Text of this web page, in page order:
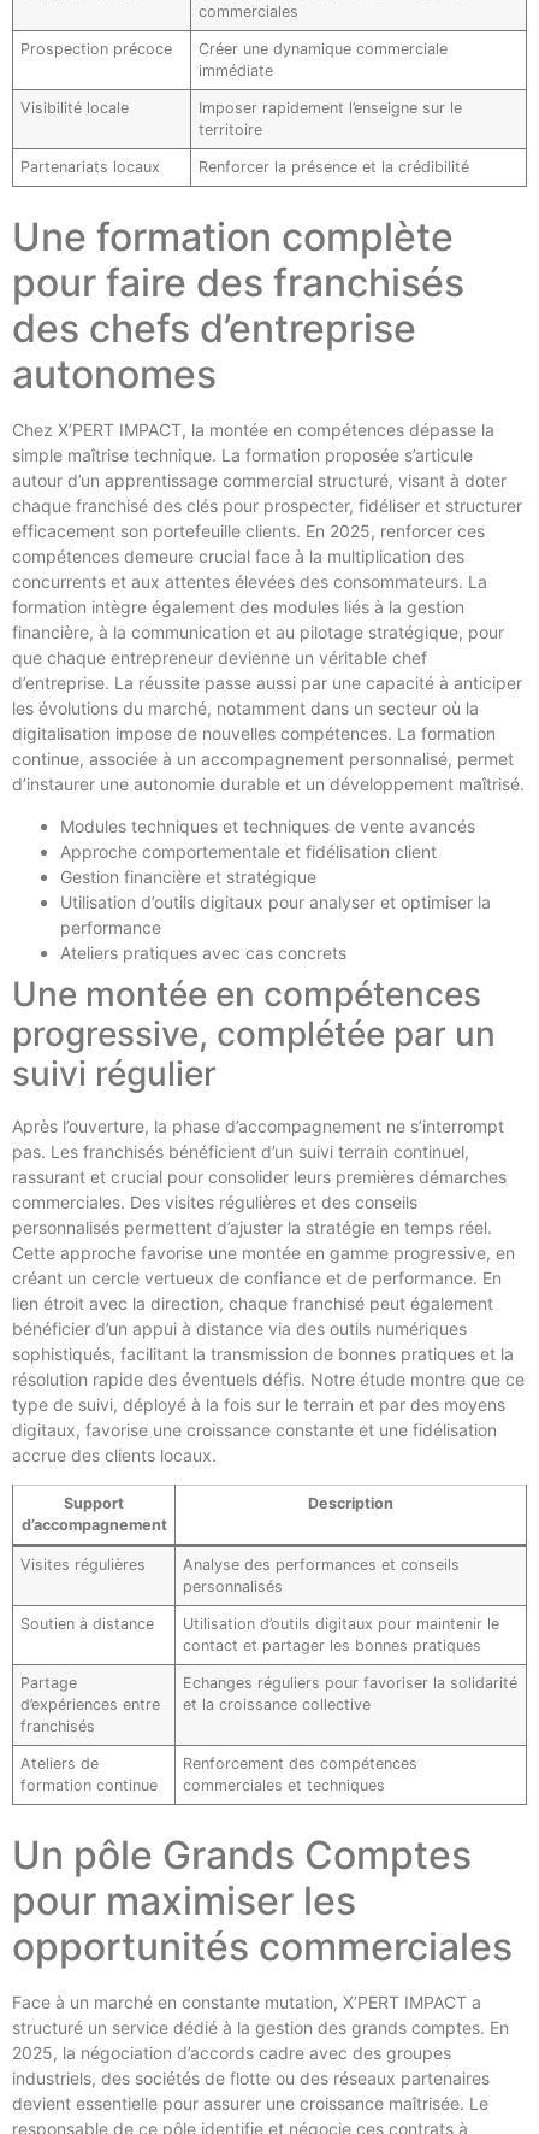
commerciales
Prospection précoce
Créer une dynamique commerciale
immédiate
Visibilité locale
Imposer rapidement l’enseigne sur le
territoire
Partenariats locaux Renforcer la présence et la crédibilité
Une formation complète
pour faire des franchisés
des chefs d’entreprise
autonomes
Chez X’PERT IMPACT, la montée en compétences dépasse la
simple maîtrise technique. La formation proposée s’articule
autour d’un apprentissage commercial structuré, visant à doter
chaque franchisé des clés pour prospecter, fidéliser et structurer
efficacement son portefeuille clients. En 2025, renforcer ces
compétences demeure crucial face à la multiplication des
concurrents et aux attentes élevées des consommateurs. La
formation intègre également des modules liés à la gestion
financière, à la communication et au pilotage stratégique, pour
que chaque entrepreneur devienne un véritable chef
d’entreprise. La réussite passe aussi par une capacité à anticiper
les évolutions du marché, notamment dans un secteur où la
digitalisation impose de nouvelles compétences. La formation
continue, associée à un accompagnement personnalisé, permet
d’instaurer une autonomie durable et un développement maîtrisé.
Modules techniques et techniques de vente avancés
Approche comportementale et fidélisation client
Gestion financière et stratégique
Utilisation d’outils digitaux pour analyser et optimiser la
performance
Ateliers pratiques avec cas concrets
Une montée en compétences
progressive, complétée par un
suivi régulier
Après l’ouverture, la phase d’accompagnement ne s’interrompt
pas. Les franchisés bénéficient d’un suivi terrain continuel,
rassurant et crucial pour consolider leurs premières démarches
commerciales. Des visites régulières et des conseils
personnalisés permettent d’ajuster la stratégie en temps réel.
Cette approche favorise une montée en gamme progressive, en
créant un cercle vertueux de confiance et de performance. En
lien étroit avec la direction, chaque franchisé peut également
bénéficier d’un appui à distance via des outils numériques
sophistiqués, facilitant la transmission de bonnes pratiques et la
résolution rapide des éventuels défis. Notre étude montre que ce
type de suivi, déployé à la fois sur le terrain et par des moyens
digitaux, favorise une croissance constante et une fidélisation
accrue des clients locaux.
Support
d’accompagnement
Description
Visites régulières
Analyse des performances et conseils
personnalisés
Soutien à distance
Utilisation d’outils digitaux pour maintenir le
contact et partager les bonnes pratiques
Partage
d’expériences entre
franchisés
Echanges réguliers pour favoriser la solidarité
et la croissance collective
Ateliers de
formation continue
Renforcement des compétences
commerciales et techniques
Un pôle Grands Comptes
pour maximiser les
opportunités commerciales
Face à un marché en constante mutation, X’PERT IMPACT a
structuré un service dédié à la gestion des grands comptes. En
2025, la négociation d’accords cadre avec des groupes
industriels, des sociétés de flotte ou des réseaux partenaires
devient essentielle pour assurer une croissance maîtrisée. Le
responsable de ce pôle identifie et négocie ces contrats à